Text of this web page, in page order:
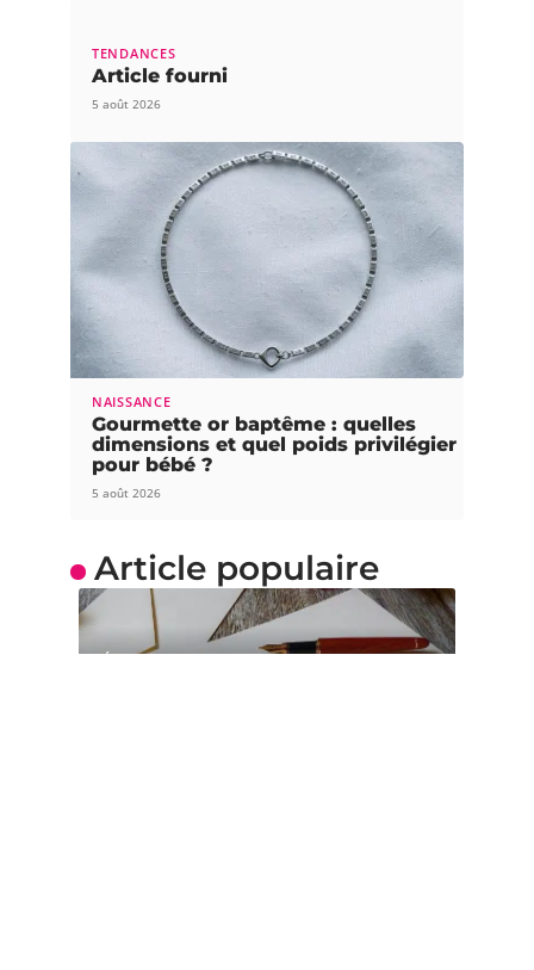
TENDANCES
Article fourni
5 août 2026
NAISSANCE
Gourmette or baptême : quelles
dimensions et quel poids privilégier
pour bébé ?
5 août 2026
Article populaire
ÉDUCATION